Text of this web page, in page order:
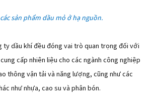
sản phẩm dầu mỏ ở hạ nguồn.
ty dầu khí đều đóng vai trò quan trọng đối với
cấp nhiên liệu cho các ngành công nghiệp
thông vận tải và năng lượng, cũng như các
như nhựa, cao su và phân bón.